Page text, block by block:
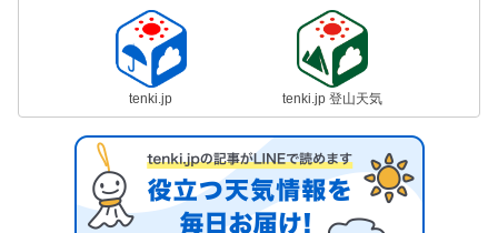
tenki.jp tenki.jp 登山天気